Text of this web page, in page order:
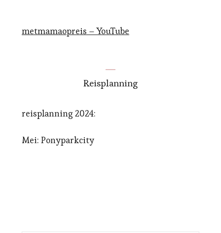
metmamaopreis – YouTube
Reisplanning
reisplanning 2024:
Mei: Ponyparkcity